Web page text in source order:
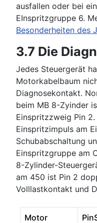
ausfallen oder bei
EInspritzgruppe 6.
Besonderheiten des
3.7 Die
Jedes Steuergerät
Motorkabelbaum
Diagnosekontakt.
beim MB 8-Zyinder
Einspritzzweig Pin
Einspritzimpuls am
Schubabschaltung
Einspritzgruppe am
8-Zylinder-
am 450 ist Pin 2
Volllastkontakt und
Motor